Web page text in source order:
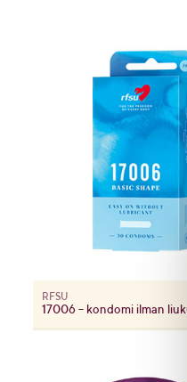
RFSU
17006 – kondomi ilman